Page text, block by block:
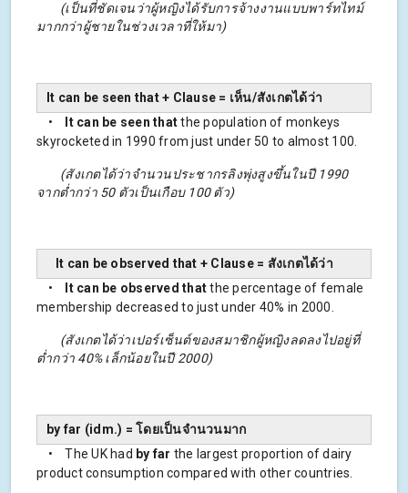
(เป็นที่ชัดเจนว่าผู้หญิงได้รับการจ้างงานแบบพาร์ทไทม์
มากกว่าผู้ชายในช่วงเวลาที่ให้มา)
It can be seen that + Clause = เห็น/สังเกตได้ว่า
•
It can be seen thatthe population of monkeys
skyrocketed in 1990 from just under 50 to almost 100.
(สังเกตได้ว่าจำนวนประชากรลิงพุ่งสูงขึ้นในปี 1990
จากต่ำกว่า 50 ตัวเป็นเกือบ 100 ตัว)
It can be observed that + Clause = สังเกตได้ว่า
•
It can be observed thatthe percentage of female
membership decreased to just under 40% in 2000.
(สังเกตได้ว่าเปอร์เซ็นต์ของสมาชิกผู้หญิงลดลงไปอยู่ที่
ต่ำกว่า 40% เล็กน้อยในปี 2000)
by far (idm.) = โดยเป็นจำนวนมาก
• The UK had by far the largest proportion of dairy
product consumption compared with other countries.